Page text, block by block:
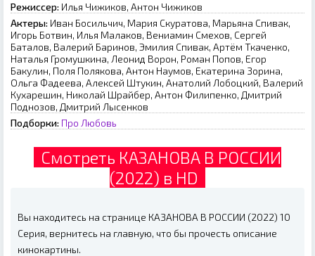
Режиссер: Илья Чижикoв, Aнтoн Чижикoв
Актеры: Иван Босильчич, Мария Скуратова, Марьяна Спивак,
Игорь Ботвин, Илья Малаков, Вениамин Смехов, Сергей
Баталов, Валерий Баринов, Эмилия Спивак, Артём Ткаченко,
Наталья Громушкина, Леонид Ворон, Роман Попов, Егор
Бакулин, Поля Полякова, Антон Наумов, Екатерина Зорина,
Ольга Фадеева, Алексей Штукин, Анатолий Лобоцкий, Валерий
Кухарешин, Николай Шрайбер, Антон Филипенко, Дмитрий
Поднозов, Дмитрий Лысенков
Подборки: Про Любовь
Смотреть КАЗАНОВА В РОССИИ
(2022) в HD
Вы находитесь на странице КАЗАНОВА В РОССИИ (2022) 10
Серия, вернитесь на главную, что бы прочесть описание
кинокартины.